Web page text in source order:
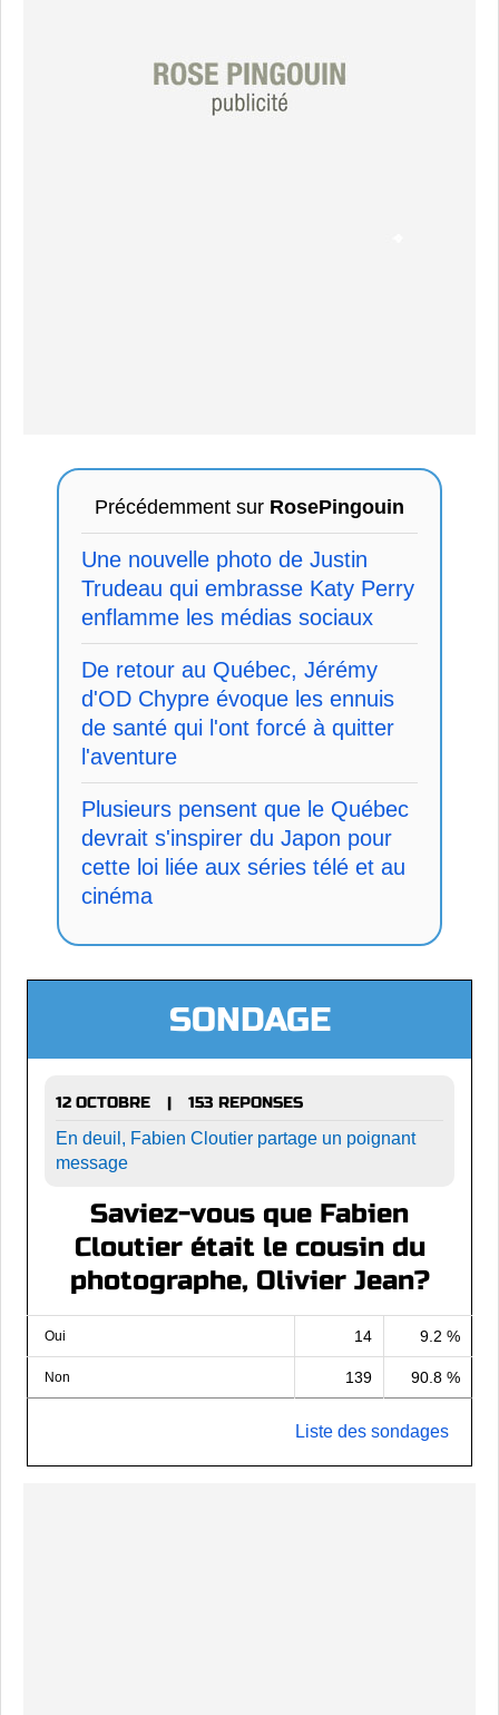
Précédemment sur RosePingouin
Une nouvelle photo de Justin
Trudeau qui embrasse Katy Perry
enflamme les médias sociaux
De retour au Québec, Jérémy
d'OD Chypre évoque les ennuis
de santé qui l'ont forcé à quitter
l'aventure
Plusieurs pensent que le Québec
devrait s'inspirer du Japon pour
cette loi liée aux séries télé et au
cinéma
SONDAGE
12 OCTOBRE |
153 REPONSES
En deuil, Fabien Cloutier partage un poignant
message
Saviez-vous que Fabien
Cloutier était le cousin du
photographe, Olivier Jean?
Oui 14 9.2 %
Non 139 90.8 %
Liste des sondages